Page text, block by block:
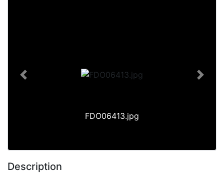
FDO06413.jpg
Previous Next
Description